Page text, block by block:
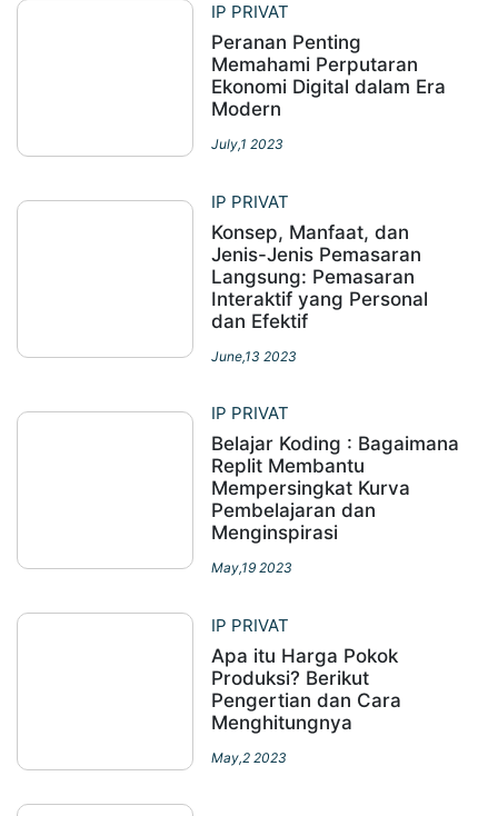
IP PRIVAT
Peranan Penting
Memahami Perputaran
Ekonomi Digital dalam Era
Modern
July,1 2023
IP PRIVAT
Konsep, Manfaat, dan
Jenis-Jenis Pemasaran
Langsung: Pemasaran
Interaktif yang Personal
dan Efektif
June,13 2023
IP PRIVAT
Belajar Koding : Bagaimana
Replit Membantu
Mempersingkat Kurva
Pembelajaran dan
Menginspirasi
May,19 2023
IP PRIVAT
Apa itu Harga Pokok
Produksi? Berikut
Pengertian dan Cara
Menghitungnya
May,2 2023